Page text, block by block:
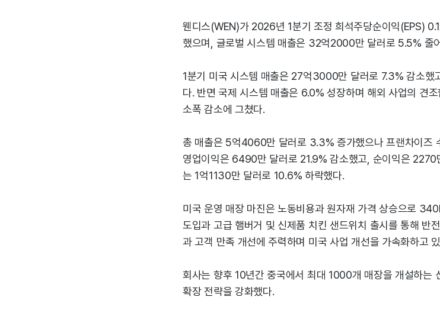
웬디스(WEN)가 2026년 1분기 조정 희석주당순이익(EPS)
했으며, 글로벌 시스템 매출은 32억2000만 달러로 5.5% 줄
1분기 미국 시스템 매출은 27억3000만 달러로 7.3% 감소했
다. 반면 국제 시스템 매출은 6.0% 성장하며 해외 사업의 견
소폭 감소에 그쳤다.
총 매출은 5억4060만 달러로 3.3% 증가했으나 프랜차이즈
영업이익은 6490만 달러로 21.9% 감소했고, 순이익은 2270
는 1억1130만 달러로 10.6% 하락했다.
미국 운영 매장 마진은 노동비용과 원자재 가격 상승으로
도입과 고급 햄버거 및 신제품 치킨 샌드위치 출시를 통해 반
과 고객 만족 개선에 주력하며 미국 사업 개선을 가속화하고
회사는 향후 10년간 중국에서 최대 1000개 매장을 개설하는
확장 전략을 강화했다.